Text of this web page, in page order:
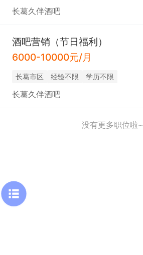
长葛久伴酒吧
酒吧营销（节日福利）
6000-10000元/月
长葛市区 经验不限 学历不限
长葛久伴酒吧
没有更多职位啦~